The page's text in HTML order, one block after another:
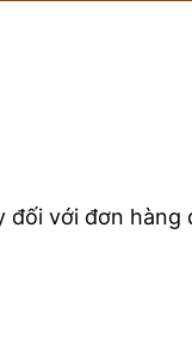
với đơn hàng